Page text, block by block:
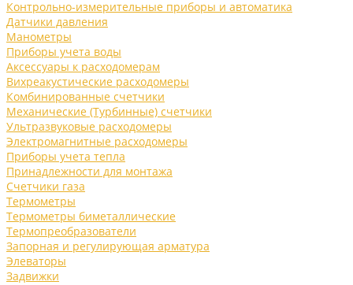
Контрольно-измерительные приборы и автоматика
Датчики давления
Манометры
Приборы учета воды
Аксессуары к расходомерам
Вихреакустические расходомеры
Комбинированные счетчики
Механические (Турбинные) счетчики
Ультразвуковые расходомеры
Электромагнитные расходомеры
Приборы учета тепла
Принадлежности для монтажа
Счетчики газа
Термометры
Термометры биметаллические
Термопреобразователи
Запорная и регулирующая арматура
Элеваторы
Задвижки